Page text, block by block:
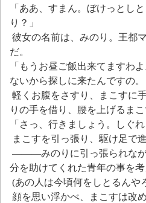
「ああ、すまん。ぼけっとし
り？」
彼女の名前は、みのり。王都
だ。
「もうお昼ご飯出来てますわ
ないから探しに来たんですの
軽くお腹をさすり、まこすに
りの手を借り、腰を上げるまこ
「さっ、行きましょう。しぐ
まこすを引っ張り、駆け足で
―――みのりに引っ張られなが
分を助けてくれた青年の事を考
(あの人は今頃何をしとるん
顔を思い浮かべ、まこすは改